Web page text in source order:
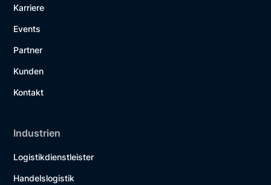
Karriere
Events
Partner
Kunden
Kontakt
Industrien
Logistikdienstleister
Handelslogistik